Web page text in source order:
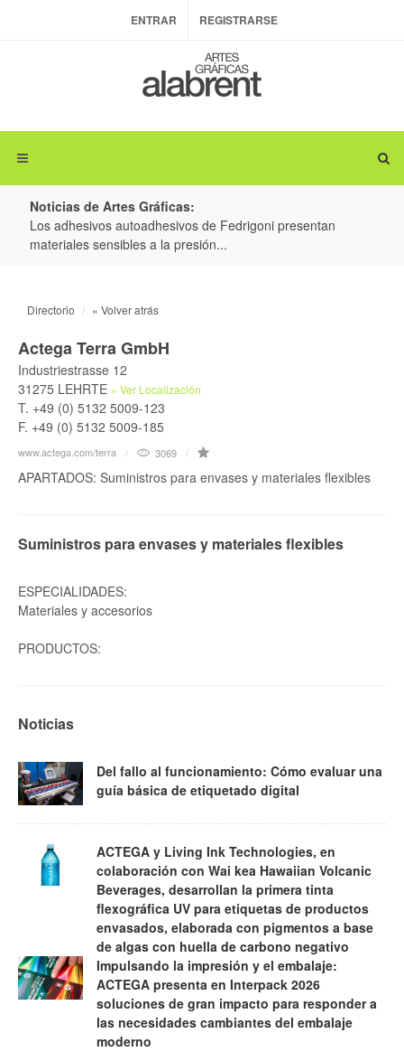
ENTRAR REGISTRARSE
Noticias de Artes Gráficas:
Los adhesivos autoadhesivos de Fedrigoni presentan
materiales sensibles a la presión...
Directorio « Volver atrás
Actega Terra GmbH
Industriestrasse 12
31275 LEHRTE » Ver Localización
T. +49 (0) 5132 5009-123
F. +49 (0) 5132 5009-185
www.actega.com/terra 3069
APARTADOS: Suministros para envases y materiales flexibles
Suministros para envases y materiales flexibles
ESPECIALIDADES:
Materiales y accesorios
PRODUCTOS:
Noticias
Del fallo al funcionamiento: Cómo evaluar una
guía básica de etiquetado digital
ACTEGA y Living Ink Technologies, en
colaboración con Wai kea Hawaiian Volcanic
Beverages, desarrollan la primera tinta
flexográfica UV para etiquetas de productos
envasados, elaborada con pigmentos a base
de algas con huella de carbono negativo
Impulsando la impresión y el embalaje:
ACTEGA presenta en Interpack 2026
soluciones de gran impacto para responder a
las necesidades cambiantes del embalaje
moderno